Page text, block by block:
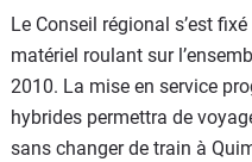
Le Conseil régional s’est
matériel roulant sur
2010. La mise en service
hybrides permettra de
sans changer de train à